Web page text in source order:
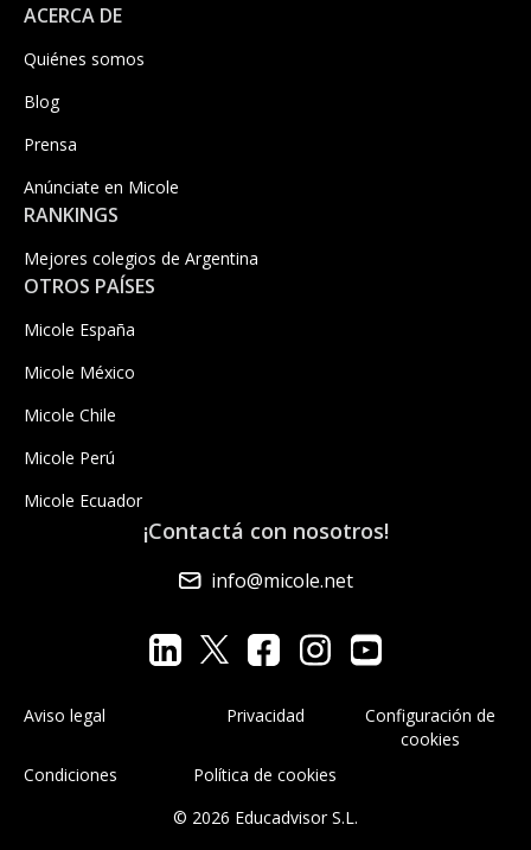
ACERCA DE
Quiénes somos
Blog
Prensa
Anúnciate en Micole
RANKINGS
Mejores colegios de Argentina
OTROS PAÍSES
Micole España
Micole México
Micole Chile
Micole Perú
Micole Ecuador
¡Contactá con nosotros!
info@micole.net
Aviso legal Privacidad
Configuración de
cookies
Condiciones
Política de cookies
© 2026 Educadvisor S.L.